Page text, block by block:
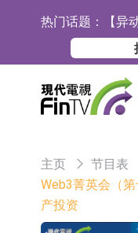
热门话题： 【异
【异
团控
科技
斯迪
材料
恒瑞
目标
上期
主页 节目表
Web3菁英会（
产投资